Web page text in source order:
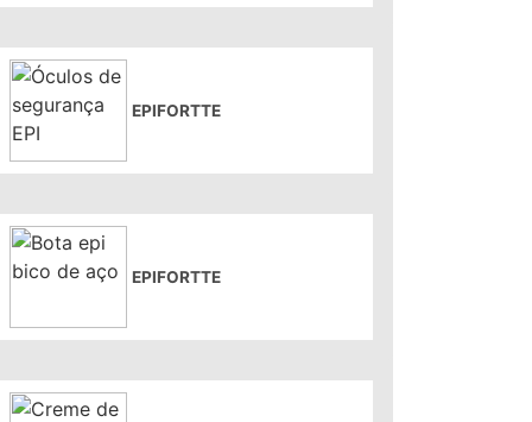
EPIFORTTE
EPIFORTTE